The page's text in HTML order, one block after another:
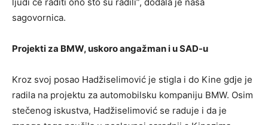
sagovornica.
Projekti za BMW, uskoro angažman i u SAD-u
Kroz svoj posao Hadžiselimović je stigla i do Kine gdje je
radila na projektu za automobilsku kompaniju BMW. Osim
stečenog iskustva, Hadžiselimović se raduje i da je